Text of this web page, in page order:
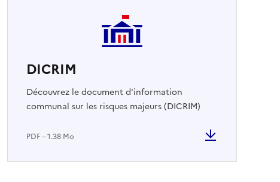
DICRIM
PDF – 1.38 Mo
Découvrez le document d'information
communal sur les risques majeurs (DICRIM)